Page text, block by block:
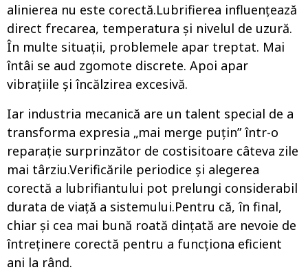
alinierea nu este corectă.Lubrifierea influențează
direct frecarea, temperatura și nivelul de uzură.
În multe situații, problemele apar treptat. Mai
întâi se aud zgomote discrete. Apoi apar
vibrațiile și încălzirea excesivă.
Iar industria mecanică are un talent special de a
transforma expresia „mai merge puțin” într-o
reparație surprinzător de costisitoare câteva zile
mai târziu.Verificările periodice și alegerea
corectă a lubrifiantului pot prelungi considerabil
durata de viață a sistemului.Pentru că, în final,
chiar și cea mai bună roată dințată are nevoie de
întreținere corectă pentru a funcționa eficient
ani la rând.